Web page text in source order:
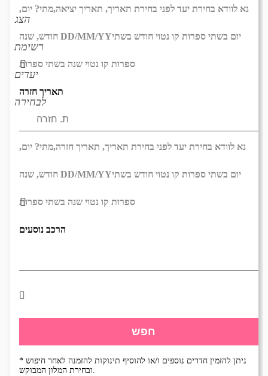
הצג
רשימת
יעדים
לבחירה
נא לוודא בחירת יעד לפני בחירת תאריך, תאריך יציאה,מתי? יום,
DD/MM/YYיום בשתי ספרות קו נטוי חודש בשתי
ספרות קו נטוי שנה בשתי ספרות
תאריך חזרה
נא לוודא בחירת יעד לפני בחירת תאריך, תאריך חזרה,מתי? יום,
DD/MM/YYיום בשתי ספרות קו נטוי חודש בשתי
ספרות קו נטוי שנה בשתי ספרות
הרכב נוסעים
חפש
* ניתן להזמין חדרים נוספים ו/או להוסיף תינוקות להזמנה לאחר חיפוש
ובחירת המלון המבוקש.